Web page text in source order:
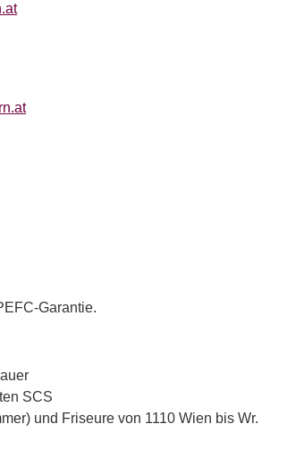
Garantie.
SCS
und Friseure von 1110 Wien bis Wr.